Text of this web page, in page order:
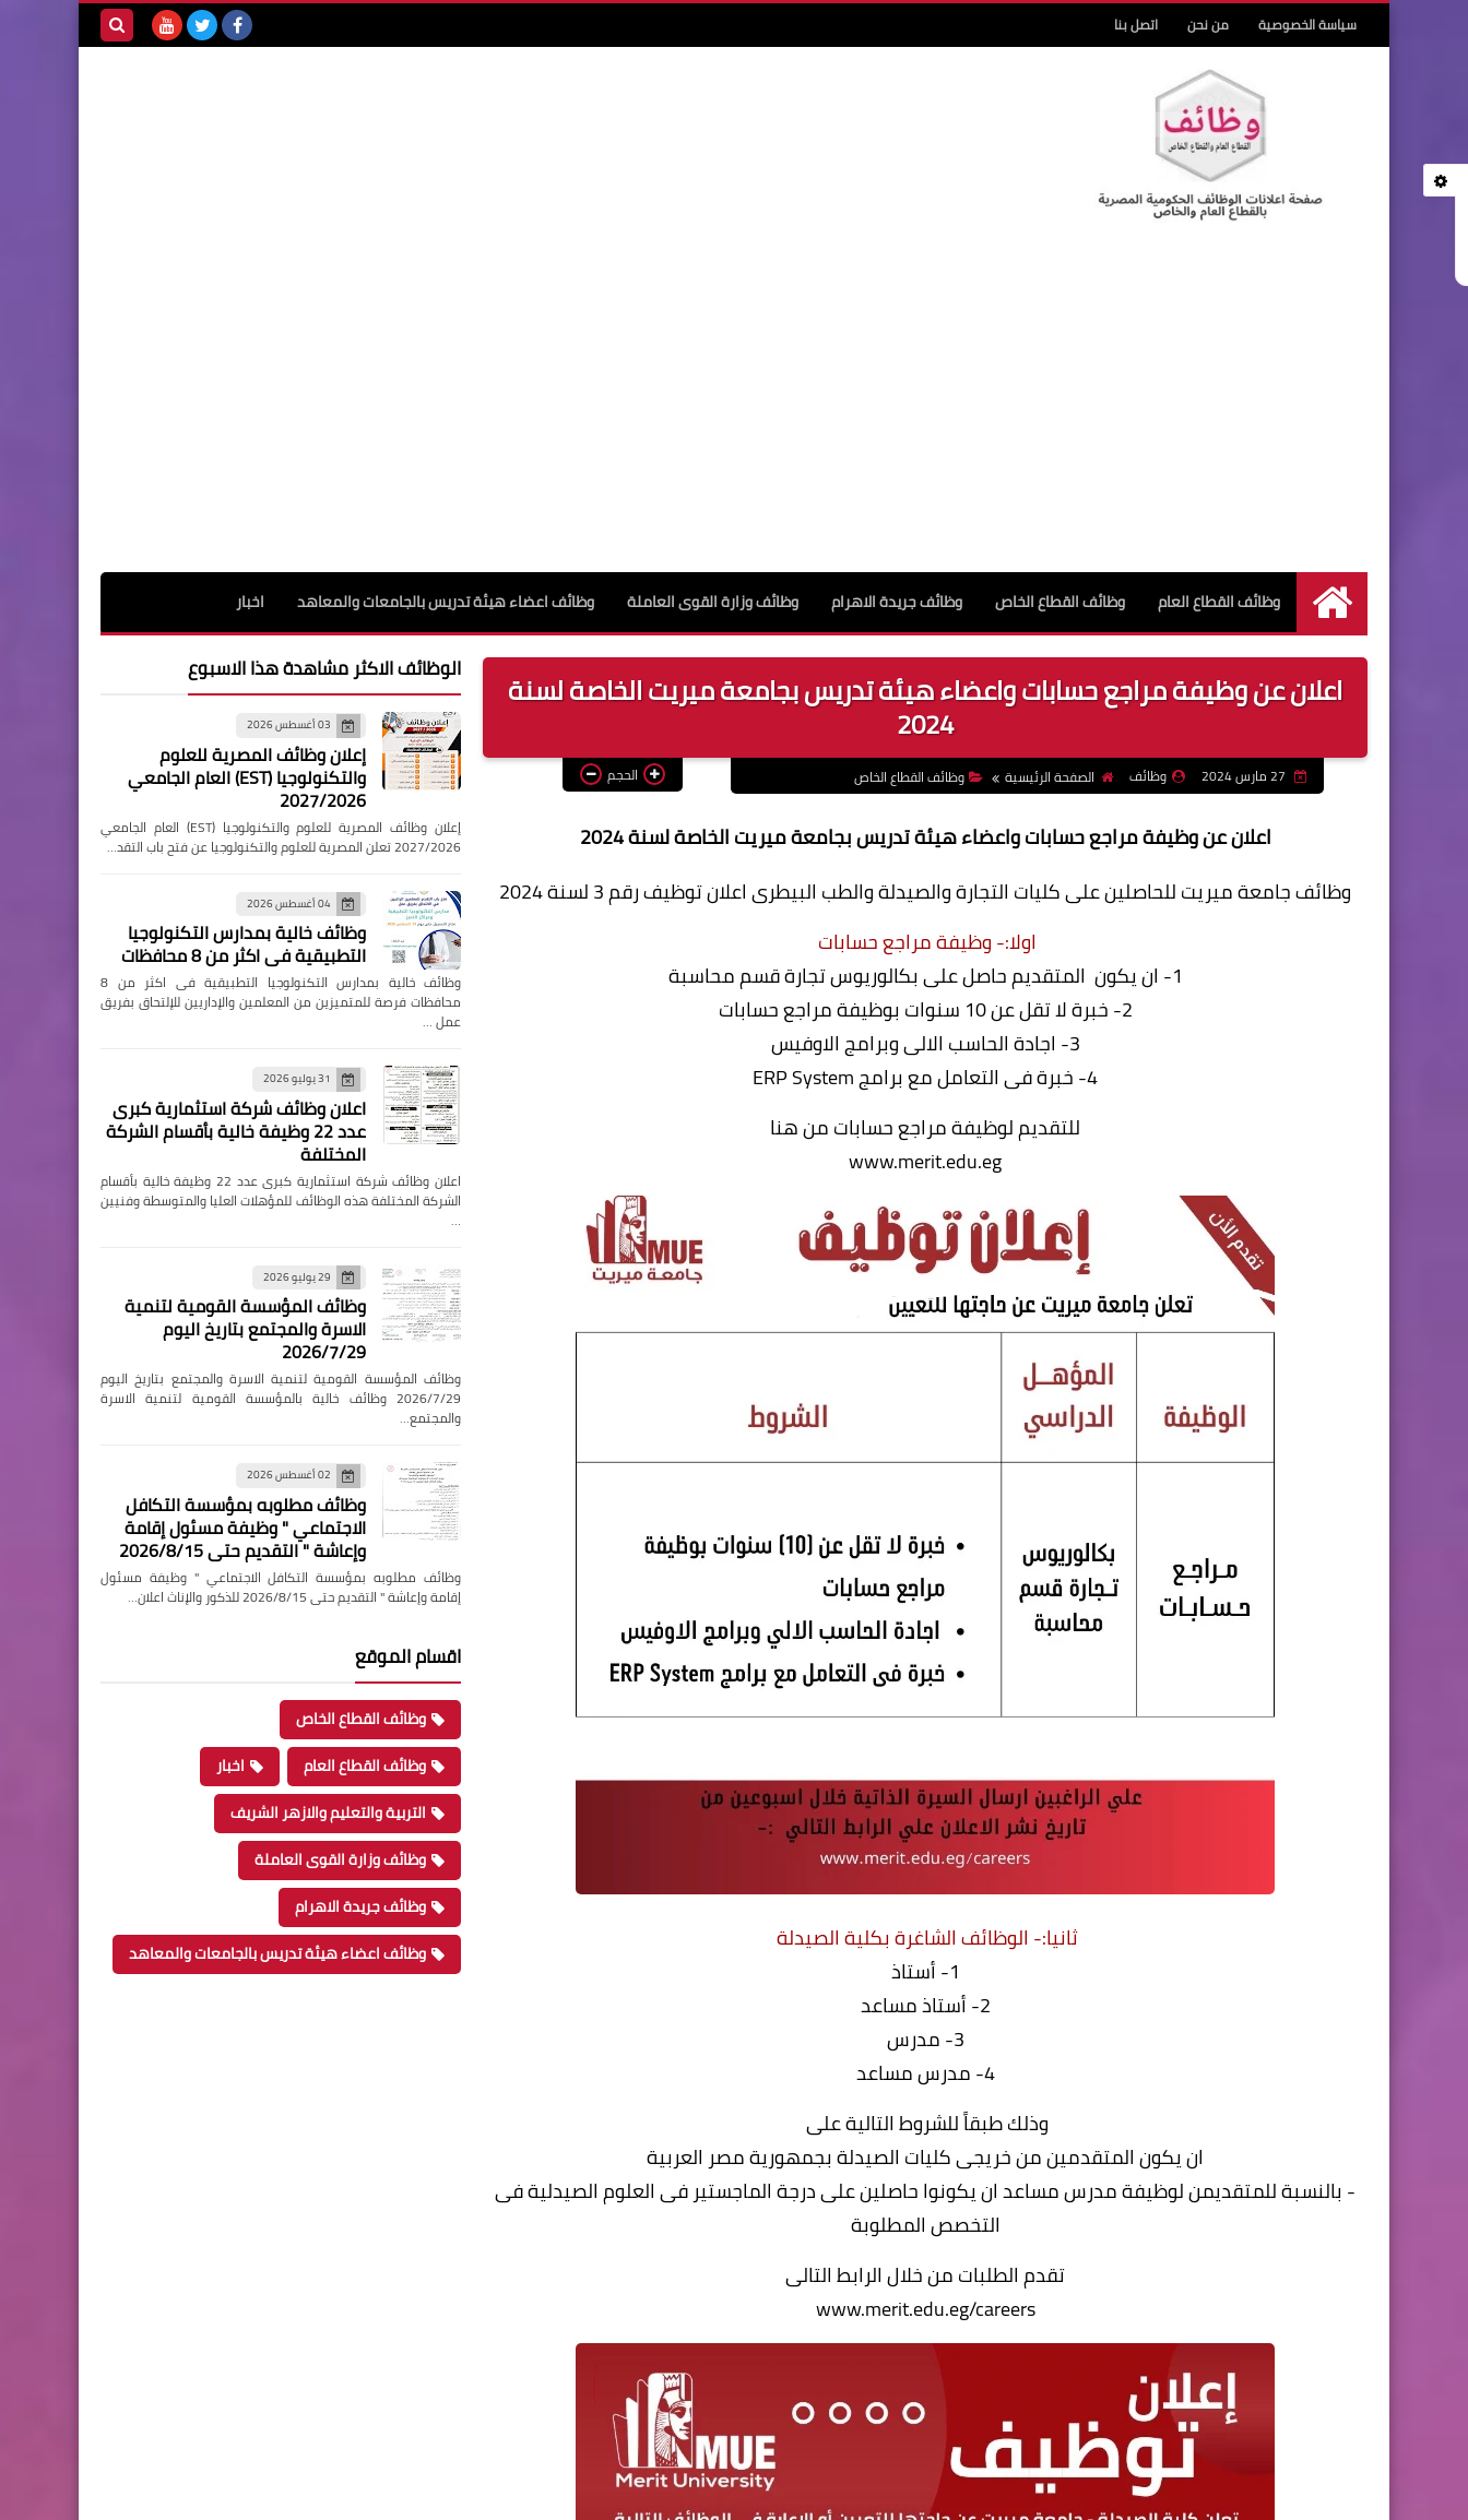
سياسة الخصوصية من نحن اتصل بنا
الرئيسية
وظائف القطاع العام وظائف القطاع الخاص وظائف جريدة الاهرام وظائف وزارة القوى العاملة وظائف اعضاء هيئة تدريس بالجامعات والمعاهد اخبار
اعلان عن وظيفة مراجع حسابات واعضاء هيئة تدريس بجامعة ميريت الخاصة لسنة
2024
وظائف الصفحة الرئيسية وظائف القطاع الخاص الحجم
اعلان عن وظيفة مراجع حسابات واعضاء هيئة تدريس بجامعة ميريت الخاصة لسنة 2024
وظائف جامعة ميريت للحاصلين على كليات التجارة والصيدلة والطب البيطرى اعلان توظيف رقم 3 لسنة 2024
اولا:- وظيفة مراجع حسابات
1- ان يكون المتقديم حاصل على بكالوريوس تجارة قسم محاسبة
2- خبرة لا تقل عن 10 سنوات بوظيفة مراجع حسابات
3- اجادة الحاسب الالى وبرامج الاوفيس
4- خبرة فى التعامل مع برامج ERP System
للتقديم لوظيفة مراجع حسابات من هنا
www.merit.edu.eg
ثانيا:- الوظائف الشاغرة بكلية الصيدلة
1- أستاذ
2- أستاذ مساعد
3- مدرس
4- مدرس مساعد
وذلك طبقاً للشروط التالية على
ان يكون المتقدمين من خريجى كليات الصيدلة بجمهورية مصر العربية
- بالنسبة للمتقديمن لوظيفة مدرس مساعد ان يكونوا حاصلين على درجة الماجستير فى العلوم الصيدلية فى
التخصص المطلوبة
تقدم الطلبات من خلال الرابط التالى
www.merit.edu.eg/careers
الوظائف الاكثر مشاهدة هذا الاسبوع
03 أغسطس 2026
إعلان وظائف المصرية للعلوم
والتكنولوجيا (EST) العام الجامعي
2027/2026
إعلان وظائف المصرية للعلوم والتكنولوجيا (EST) العام الجامعي
2027/2026 تعلن المصرية للعلوم والتكنولوجيا عن فتح باب التقد…
04 أغسطس 2026
وظائف خالية بمدارس التكنولوجيا
التطبيقية فى اكثر من 8 محافظات
وظائف خالية بمدارس التكنولوجيا التطبيقية فى اكثر من 8
محافظات فرصة للمتميزين من المعلمين والإداريين للإلتحاق بفريق
عمل …
31 يوليو 2026
اعلان وظائف شركة استثمارية كبرى
عدد 22 وظيفة خالية بأقسام الشركة
المختلفة
اعلان وظائف شركة استثمارية كبرى عدد 22 وظيفة خالية بأقسام
الشركة المختلفة هذه الوظائف للمؤهلات العليا والمتوسطة وفنيين
…
29 يوليو 2026
وظائف المؤسسة القومية لتنمية
الاسرة والمجتمع بتاريخ اليوم
2026/7/29
وظائف المؤسسة القومية لتنمية الاسرة والمجتمع بتاريخ اليوم
2026/7/29 وظائف خالية بالمؤسسة القومية لتنمية الاسرة
والمجتمع…
02 أغسطس 2026
وظائف مطلوبه بمؤسسة التكافل
الاجتماعي " وظيفة مسئول إقامة
وإعاشة " التقديم حتى 2026/8/15
وظائف مطلوبه بمؤسسة التكافل الاجتماعي " وظيفة مسئول
إقامة وإعاشة " التقديم حتى 2026/8/15 للذكور والإناث اعلان…
اقسام الموقع
وظائف القطاع الخاص
وظائف القطاع العام
اخبار
التربية والتعليم والازهر الشريف
وظائف وزارة القوى العاملة
وظائف جريدة الاهرام
وظائف اعضاء هيئة تدريس بالجامعات والمعاهد